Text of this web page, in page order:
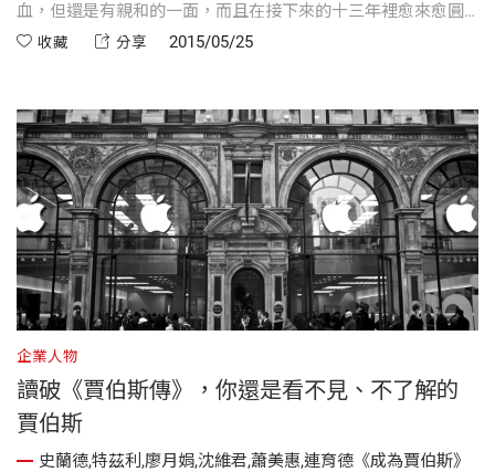
血，但還是有親和的一面，而且在接下來的十三年裡愈來愈圓
融，待人處事上都是如此。有時候，員工或員工配偶有健康問
收藏 分享 2015/05/25
企業人物
讀破《賈伯斯傳》，你還是看不見、不了解的
賈伯斯
史蘭德,特茲利,廖月娟,沈維君,蕭美惠,連育德《成為賈伯斯》